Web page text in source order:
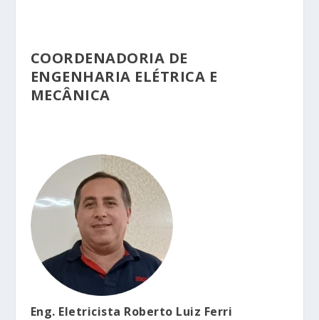
COORDENADORIA DE
ENGENHARIA ELÉTRICA E
MECÂNICA
Eng. Eletricista Roberto Luiz Ferri